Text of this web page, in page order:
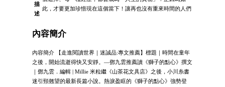
描
述
此，才要更加珍惜現在這個當下！讓再也沒有重來時間的人們
內容簡介
內容簡介 【走進閱讀世界｜迷誠品:專文推薦】標題｜時間在童年
之後，開始流逝得快又安靜。—鄧九雲推薦讀《獅子的點心》撰文
｜鄧九雲．編輯 | Millie 米粒繼《山茶花文具店》之後，小川糸書
迷引頸翹望的最新長篇小說。熱淚盈眶的《獅子的點心》強勢登